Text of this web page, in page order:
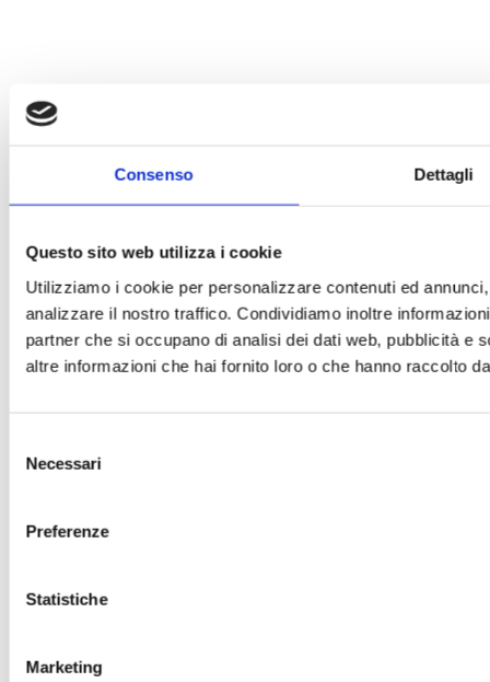
Consenso Dettagli
Questo sito web utilizza i cookie
Utilizziamo i cookie per personalizzare contenuti ed
analizzare il nostro traffico. Condividiamo inoltre
partner che si occupano di analisi dei dati web, pubblicità e
altre informazioni che hai fornito loro o che hanno raccolto
delNecessari
Preferenze
Statistiche
Marketing